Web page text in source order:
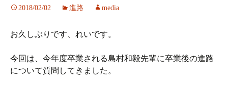
2018/02/02 進路 media
お久しぶりです、れいです。
今回は、今年度卒業される島村和毅先輩に卒業後の進路
について質問してきました。